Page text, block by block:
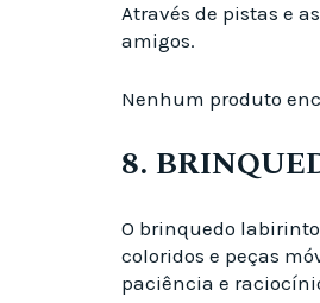
Através de pistas e
amigos.
Nenhum produto
8.
O brinquedo
coloridos e peças
paciência e